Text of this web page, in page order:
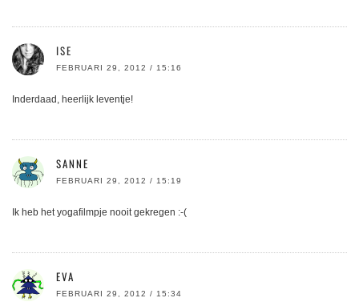
ISE
FEBRUARI 29, 2012 / 15:16
Inderdaad, heerlijk leventje!
SANNE
FEBRUARI 29, 2012 / 15:19
Ik heb het yogafilmpje nooit gekregen :-(
EVA
FEBRUARI 29, 2012 / 15:34